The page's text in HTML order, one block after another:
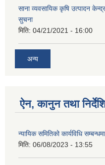
साना व्यवसायिक कृषि उत्पादन
सुचना
मिति: 04/21/2021 - 16:00
अन्य
ऐन, कानुन तथा
न्यायिक समितिको कार्यविधि
मिति: 06/08/2023 - 13:55